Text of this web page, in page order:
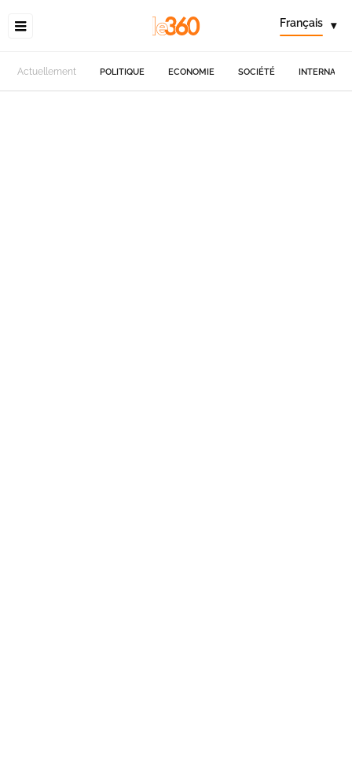
Français ▾
Actuellement POLITIQUE ECONOMIE SOCIÉTÉ